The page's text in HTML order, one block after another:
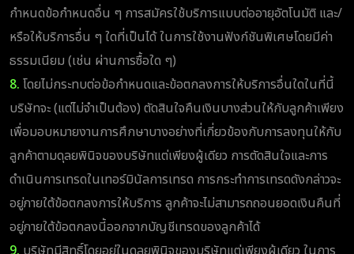
กำหนดข้อกำหนดอื่น ๆ การสมัครใช้บริการแบบต่ออายุอัตโนมัติ และ/
หรือให้บริการอื่น ๆ ใดที่เป็นได้ ในการใช้งานฟังก์ชันพิเศษโดยมีค่า
ธรรมเนียม (เช่น ผ่านการซื้อใด ๆ)
8. โดยไม่กระทบต่อข้อกำหนดและข้อตกลงการให้บริการอื่นใดในที่นี้
บริษัทจะ (แต่ไม่จำเป็นต้อง) ตัดสินใจคืนเงินบางส่วนให้กับลูกค้าเพียง
เพื่อมอบหมายงานการศึกษาบางอย่างที่เกี่ยวข้องกับการลงทุนให้กับ
ลูกค้าตามดุลยพินิจของบริษัทแต่เพียงผู้เดียว การตัดสินใจและการ
ดำเนินการเทรดในเทอร์มินัลการเทรด การกระทำการเทรดดังกล่าวจะ
อยู่ภายใต้ข้อตกลงการให้บริการ ลูกค้าจะไม่สามารถถอนยอดเงินคืนที่
อยู่ภายใต้ข้อตกลงนี้ออกจากบัญชีเทรดของลูกค้าได้